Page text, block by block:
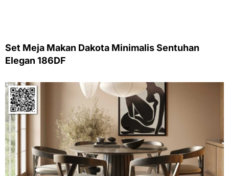
Set Meja Makan Dakota Minimalis Sentuhan
Elegan 186DF